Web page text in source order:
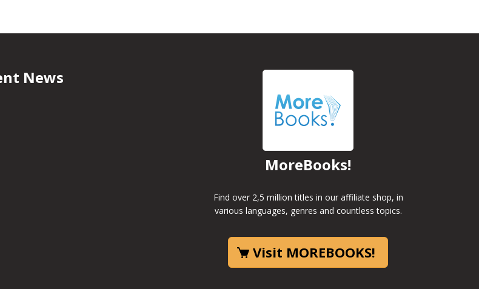
News
MoreBooks!
Find over 2,5 million titles in our affiliate shop, in
various languages, genres and countless topics.
Visit MOREBOOKS!